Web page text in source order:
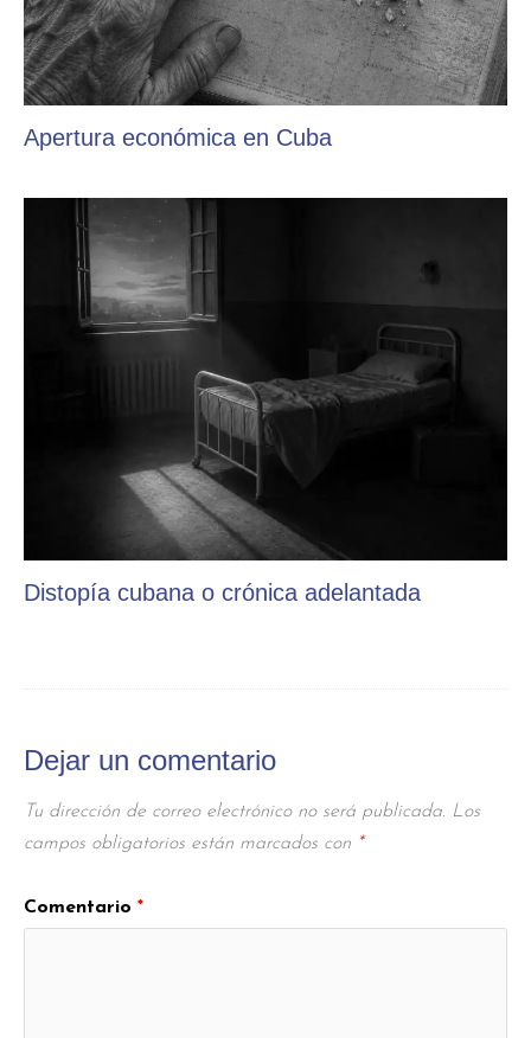
Apertura económica en Cuba
Distopía cubana o crónica adelantada
Dejar un comentario
Tu dirección de correo electrónico no será publicada. Los
campos obligatorios están marcados con *
Comentario *